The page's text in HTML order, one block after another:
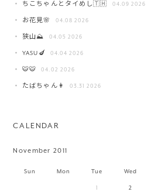
ちこちゃんとタイめし🇹🇭 04.09 2026
お花見🌸 04.08 2026
狭山⛰️ 04.05 2026
YASU🍆 04.04 2026
🐯🐯 04.02 2026
たばちゃん👩 03.31 2026
CALENDAR
November 2011
Sun Mon Tue Wed
1 2